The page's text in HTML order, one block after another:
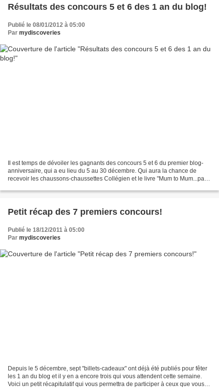
Résultats des concours 5 et 6 des 1 an du blog!
Publié le 08/01/2012 à 05:00
Par mydiscoveries
Il est temps de dévoiler les gagnants des concours 5 et 6 du premier blog-
anniversaire, qui a eu lieu du 5 au 30 décembre. Qui aura la chance de
recevoir les chaussons-chaussettes Collégien et le livre "Mum to Mum...pass
Petit récap des 7 premiers concours!
Publié le 18/12/2011 à 05:00
Par mydiscoveries
Depuis le 5 décembre, sept "billets-cadeaux" ont déjà été publiés pour fêter
les 1 an du blog et il y en a encore trois qui vous attendent cette semaine.
Voici un petit récapitulatif qui vous permettra de participer à ceux que vous